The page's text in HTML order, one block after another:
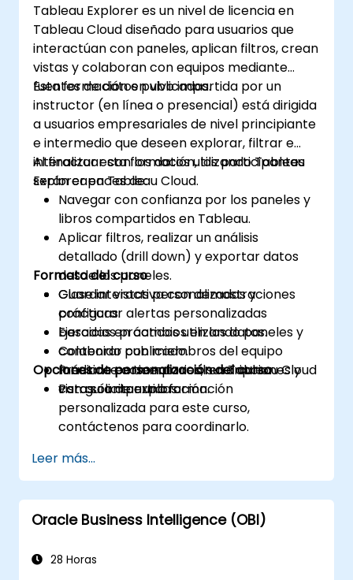
Tableau Explorer es un nivel de licencia en
Tableau Cloud diseñado para usuarios que
interactúan con paneles, aplican filtros, crean
vistas y colaboran con equipos mediante
fuentes de datos publicadas.
Esta formación en vivo impartida por un
instructor (en línea o presencial) está dirigida
a usuarios empresariales de nivel principiante
e intermedio que deseen explorar, filtrar e
interactuar con los datos utilizando Tableau
Explorer en Tableau Cloud.
Al finalizar esta formación, los participantes
serán capaces de:
Navegar con confianza por los paneles y
libros compartidos en Tableau.
Aplicar filtros, realizar un análisis
detallado (drill down) y exportar datos
desde los paneles.
Guardar vistas personalizadas y
configurar alertas personalizadas
basadas en cambios en los datos.
Colaborar con miembros del equipo
mediante comentarios, suscripciones y
vistas compartidas.
Formato del curso
Clase interactiva con demostraciones
prácticas.
Ejercicios prácticos utilizando paneles y
contenido publicado.
Práctica en tiempo real en Tableau Cloud
con guía de exploración.
Opciones de personalización del curso
Para solicitar una formación
personalizada para este curso,
contáctenos para coordinarlo.
Leer más...
Oracle Business Intelligence (OBI)
28 Horas